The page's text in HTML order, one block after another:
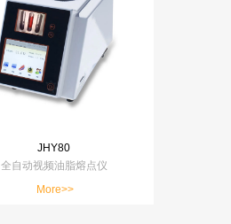
JHY80
全自动视频油脂熔点仪
More>>